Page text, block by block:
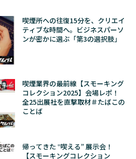
喫煙所への往復15分を、クリエイ
ティブな時間へ。ビジネスパーソ
ンが密かに選ぶ「第3の選択肢」
喫煙業界の最前線【スモーキング
コレクション2025】会場レポ！
全25出展社を直撃取材＃たばこの
ことば
帰ってきた ‟喫える” 展示会！
【スモーキングコレクション